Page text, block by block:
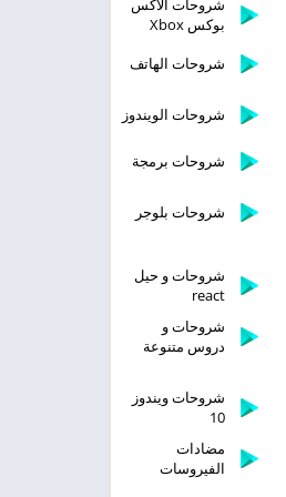
شروحات الاكس
بوكس Xbox
شروحات الهاتف
شروحات الويندوز
شروحات برمجة
شروحات بلوجر
شروحات و حيل
react
شروحات و
دروس متنوعة
شروحات ويندوز
10
مضادات
الفيروسات